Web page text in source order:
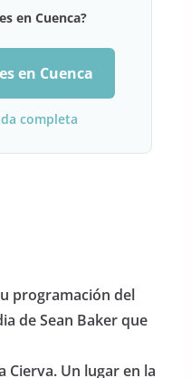
en Cuenca?
en Cuenca
completa
programación del
de Sean Baker que
Cierva. Un lugar en la